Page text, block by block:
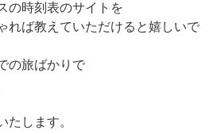
の時刻表のサイトを
れば教えていただけると嬉しいで
の旅ばかりで
たします。